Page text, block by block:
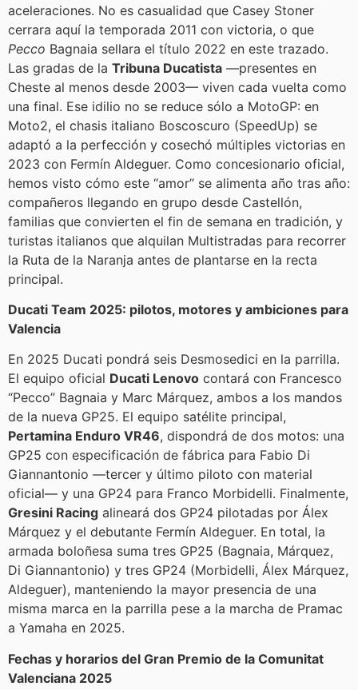
aceleraciones. No es casualidad que Casey Stoner
cerrara aquí la temporada 2011 con victoria, o que
Pecco Bagnaia sellara el título 2022 en este trazado.
Las gradas de la Tribuna Ducatista —presentes en
Cheste al menos desde 2003— viven cada vuelta como
una final. Ese idilio no se reduce sólo a MotoGP: en
Moto2, el chasis italiano Boscoscuro (SpeedUp) se
adaptó a la perfección y cosechó múltiples victorias en
2023 con Fermín Aldeguer. Como concesionario oficial,
hemos visto cómo este “amor” se alimenta año tras año:
compañeros llegando en grupo desde Castellón,
familias que convierten el fin de semana en tradición, y
turistas italianos que alquilan Multistradas para recorrer
la Ruta de la Naranja antes de plantarse en la recta
principal.
Ducati Team 2025: pilotos, motores y ambiciones para
Valencia
En 2025 Ducati pondrá seis Desmosedici en la parrilla.
El equipo oficial Ducati Lenovo contará con Francesco
“Pecco” Bagnaia y Marc Márquez, ambos a los mandos
de la nueva GP25. El equipo satélite principal,
Pertamina Enduro VR46, dispondrá de dos motos: una
GP25 con especificación de fábrica para Fabio Di
Giannantonio —tercer y último piloto con material
oficial— y una GP24 para Franco Morbidelli. Finalmente,
Gresini Racing alineará dos GP24 pilotadas por Álex
Márquez y el debutante Fermín Aldeguer. En total, la
armada boloñesa suma tres GP25 (Bagnaia, Márquez,
Di Giannantonio) y tres GP24 (Morbidelli, Álex Márquez,
Aldeguer), manteniendo la mayor presencia de una
misma marca en la parrilla pese a la marcha de Pramac
a Yamaha en 2025.
Fechas y horarios del Gran Premio de la Comunitat
Valenciana 2025